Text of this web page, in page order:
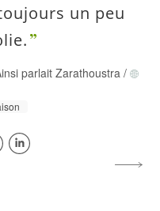
un peu
parlait Zarathoustra /